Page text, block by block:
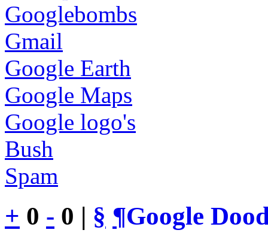
Googlebombs
Gmail
Google Earth
Google Maps
Google logo's
Bush
Spam
+ 0 - 0 | § ¶Google